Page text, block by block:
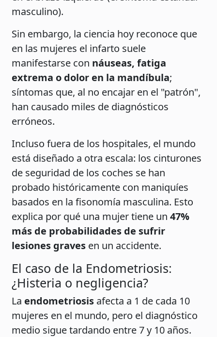
masculino).
Sin embargo, la ciencia hoy reconoce que
en las mujeres el infarto suele
manifestarse con náuseas, fatiga
extrema o dolor en la mandíbula;
síntomas que, al no encajar en el "patrón",
han causado miles de diagnósticos
erróneos.
Incluso fuera de los hospitales, el mundo
está diseñado a otra escala: los cinturones
de seguridad de los coches se han
probado históricamente con maniquíes
basados en la fisonomía masculina. Esto
explica por qué una mujer tiene un 47%
más de probabilidades de sufrir
lesiones graves en un accidente.
El caso de la Endometriosis:
¿Histeria o negligencia?
La endometriosis afecta a 1 de cada 10
mujeres en el mundo, pero el diagnóstico
medio sigue tardando entre 7 y 10 años.